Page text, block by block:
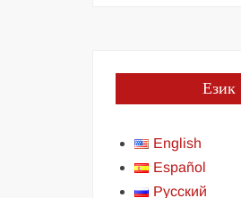
Език
English
Español
Русский